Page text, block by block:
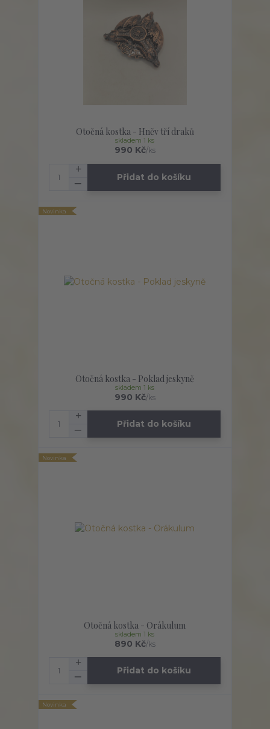
Otočná kostka - Hněv tří draků
990 Kč/ks
skladem 1 ks
Přidat do košíku
Novinka
Otočná kostka - Poklad jeskyně
990 Kč/ks
skladem 1 ks
Přidat do košíku
Novinka
Otočná kostka - Orákulum
890 Kč/ks
skladem 1 ks
Přidat do košíku
Novinka